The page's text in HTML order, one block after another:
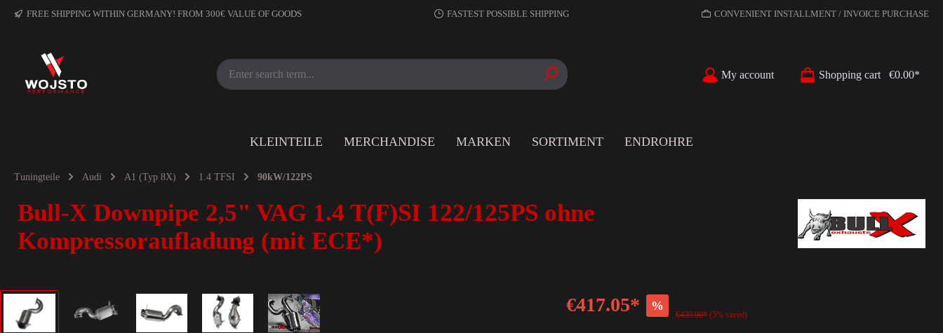
FREE SHIPPING WITHIN GERMANY! FROM 300€ VALUE OF GOODS FASTEST POSSIBLE SHIPPING CONVENIENT INSTALLMENT / INVOICE PURCHASE
My account Shopping cart €0.00*
KLEINTEILE MERCHANDISE MARKEN SORTIMENT ENDROHRE
Tuningteile Audi A1 (Typ 8X) 1.4 TFSI 90kW/122PS
Bull-X Downpipe 2,5" VAG 1.4 T(F)SI 122/125PS ohne
Kompressoraufladung (mit ECE*)
€417.05* %
€439.00* (5% saved)